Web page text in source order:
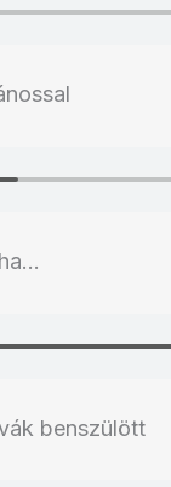
benszülött